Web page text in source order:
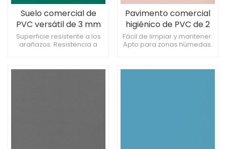
Suelo comercial de
PVC versátil de 3 mm
para centro comercial
Superficie resistente a los
arañazos. Resistencia a
consistente.
Pavimento comercial
higiénico de PVC de 2
mm para comercios.
Fácil de limpiar y mantener.
Apto para zonas húmedas.